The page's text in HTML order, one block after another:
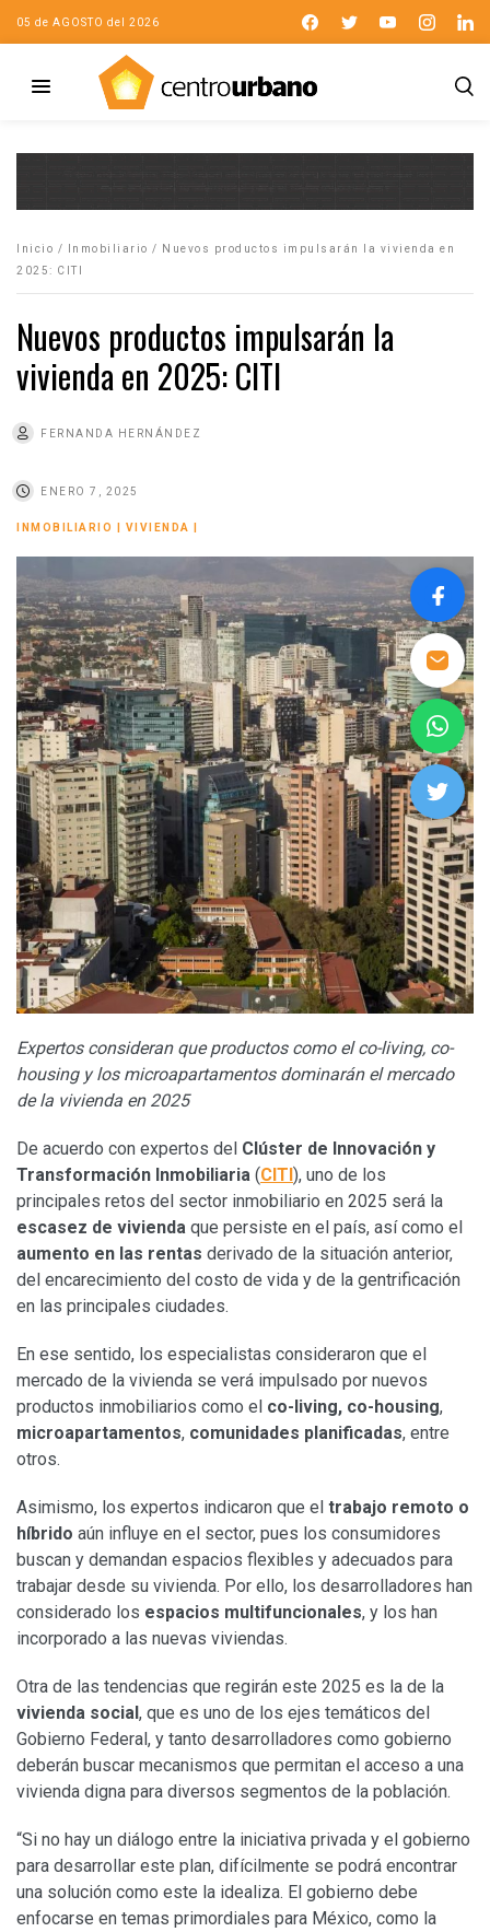
05 de AGOSTO del 2026
Inicio / Inmobiliario /
Nuevos productos impulsarán la vivienda en
2025: CITI
Nuevos productos impulsarán la
vivienda en 2025: CITI
FERNANDA HERNÁNDEZ
ENERO 7, 2025
INMOBILIARIO VIVIENDA
Expertos consideran que productos como el co-living, co-
housing y los microapartamentos dominarán el mercado
de la vivienda en 2025
De acuerdo con expertos del Clúster de Innovación y
Transformación Inmobiliaria (CITI), uno de los
principales retos del sector inmobiliario en 2025 será la
escasez de vivienda que persiste en el país, así como el
aumento en las rentas derivado de la situación anterior,
del encarecimiento del costo de vida y de la gentrificación
en las principales ciudades.
En ese sentido, los especialistas consideraron que el
mercado de la vivienda se verá impulsado por nuevos
productos inmobiliarios como el co-living, co-housing,
microapartamentos, comunidades planificadas, entre
otros.
Asimismo, los expertos indicaron que el trabajo remoto o
híbrido aún influye en el sector, pues los consumidores
buscan y demandan espacios flexibles y adecuados para
trabajar desde su vivienda. Por ello, los desarrolladores han
considerado los espacios multifuncionales, y los han
incorporado a las nuevas viviendas.
Otra de las tendencias que regirán este 2025 es la de la
vivienda social, que es uno de los ejes temáticos del
Gobierno Federal, y tanto desarrolladores como gobierno
deberán buscar mecanismos que permitan el acceso a una
vivienda digna para diversos segmentos de la población.
“Si no hay un diálogo entre la iniciativa privada y el gobierno
para desarrollar este plan, difícilmente se podrá encontrar
una solución como este la idealiza. El gobierno debe
enfocarse en temas primordiales para México, como la